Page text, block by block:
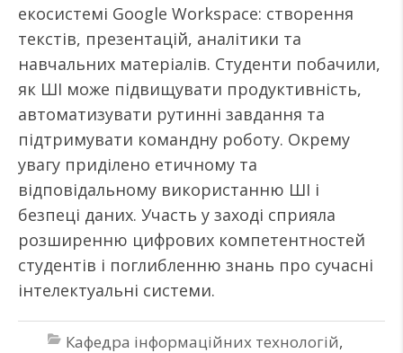
екосистемі Google Workspace: створення
текстів, презентацій, аналітики та
навчальних матеріалів. Студенти побачили,
як ШІ може підвищувати продуктивність,
автоматизувати рутинні завдання та
підтримувати командну роботу. Окрему
увагу приділено етичному та
відповідальному використанню ШІ і
безпеці даних. Участь у заході сприяла
розширенню цифрових компетентностей
студентів і поглибленню знань про сучасні
інтелектуальні системи.
Кафедра інформаційних технологій,